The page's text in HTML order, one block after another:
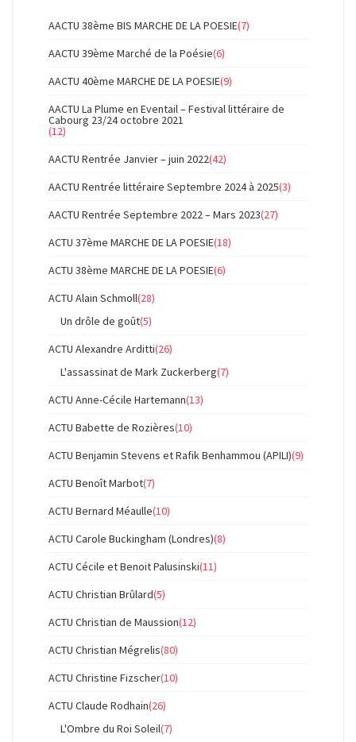
AACTU 38ème BIS MARCHE DE LA POESIE(7)
AACTU 39ème Marché de la Poésie(6)
AACTU 40ème MARCHE DE LA POESIE(9)
AACTU La Plume en Eventail – Festival littéraire de
Cabourg 23/24 octobre 2021
(12)
AACTU Rentrée Janvier – juin 2022(42)
AACTU Rentrée littéraire Septembre 2024 à 2025(3)
AACTU Rentrée Septembre 2022 – Mars 2023(27)
ACTU 37ème MARCHE DE LA POESIE(18)
ACTU 38ème MARCHE DE LA POESIE(6)
ACTU Alain Schmoll(28)
Un drôle de goût(5)
ACTU Alexandre Arditti(26)
L'assassinat de Mark Zuckerberg(7)
ACTU Anne-Cécile Hartemann(13)
ACTU Babette de Rozières(10)
ACTU Benjamin Stevens et Rafik Benhammou (APILI)(9)
ACTU Benoît Marbot(7)
ACTU Bernard Méaulle(10)
ACTU Carole Buckingham (Londres)(8)
ACTU Cécile et Benoit Palusinski(11)
ACTU Christian Brûlard(5)
ACTU Christian de Maussion(12)
ACTU Christian Mégrelis(80)
ACTU Christine Fizscher(10)
ACTU Claude Rodhain(26)
L'Ombre du Roi Soleil(7)